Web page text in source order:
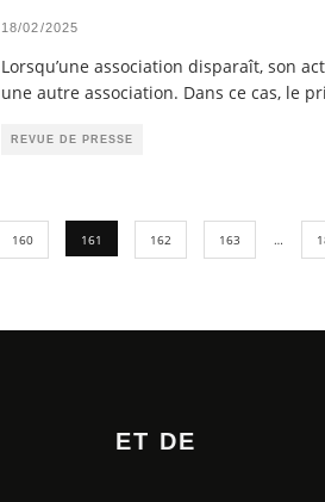
18/02/2025
Lorsqu’une association disparaît, son
une autre association. Dans ce cas, le
REVUE DE PRESSE
160 161 162 163 …
ET DE